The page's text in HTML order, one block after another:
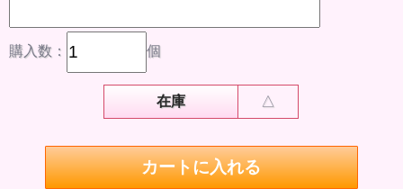
購入数： 個
在庫 △